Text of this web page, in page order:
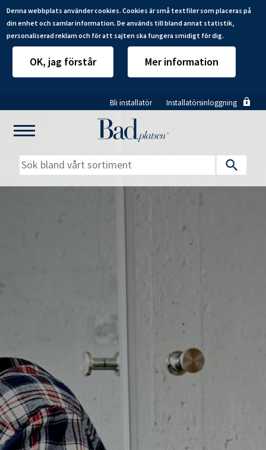
Denna webbplats använder cookies. Cookies är små textfiler som placeras på
din enhet och samlar information. De används till bland annat statistik,
personaliserad reklam och för att sajten ska fungera smidigt för dig.
OK, jag förstår Mer information
till
huvudinnehåll
Bli installatör Installatörsinloggning
Våra varumärken